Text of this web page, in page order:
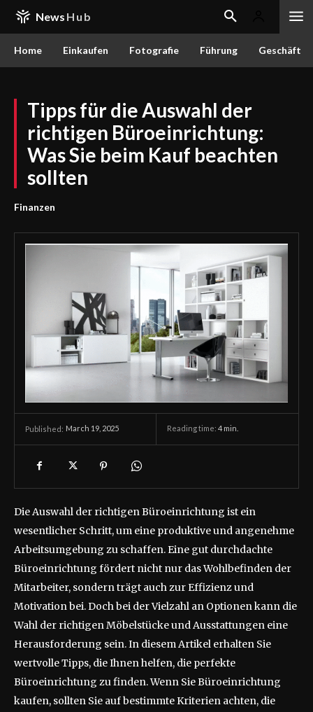
News Hub
Home Einkaufen Fotografie Führung Geschäft
Tipps für die Auswahl der
richtigen Büroeinrichtung:
Was Sie beim Kauf beachten
sollten
Finanzen
Published: March 19, 2025 Reading time: 4 min.
Die Auswahl der richtigen Büroeinrichtung ist ein
wesentlicher Schritt, um eine produktive und angenehme
Arbeitsumgebung zu schaffen. Eine gut durchdachte
Büroeinrichtung fördert nicht nur das Wohlbefinden der
Mitarbeiter, sondern trägt auch zur Effizienz und
Motivation bei. Doch bei der Vielzahl an Optionen kann die
Wahl der richtigen Möbelstücke und Ausstattungen eine
Herausforderung sein. In diesem Artikel erhalten Sie
wertvolle Tipps, die Ihnen helfen, die perfekte
Büroeinrichtung zu finden. Wenn Sie Büroeinrichtung
kaufen, sollten Sie auf bestimmte Kriterien achten, die